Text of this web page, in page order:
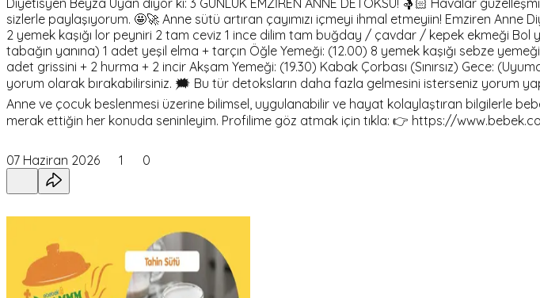
sizlerle paylaşıyorum. 🤩🚀 Anne sütü artıran çayımızı içmeyi ihmal etmeyiin! Emziren
2 yemek kaşığı lor peyniri 2 tam ceviz 1 ince dilim tam buğday / çavdar / kepek ekmeği Bol
tabağın yanına) 1 adet yeşil elma + tarçın Öğle Yemeği: (12.00) 8 yemek kaşığı sebze
adet grissini + 2 hurma + 2 incir Akşam Yemeği: (19.30) Kabak Çorbası (Sınırsız) Gece:
yorum olarak bırakabilirsiniz. 🗯 Bu tür detoksların daha fazla gelmesini isterseniz yorum
Anne ve çocuk beslenmesi üzerine bilimsel, uygulanabilir ve hayat kolaylaştıran bilgilerle
merak ettiğin her konuda seninleyim. Profilime göz atmak için tıkla: 👉 https://
07 Haziran 2026 1 0